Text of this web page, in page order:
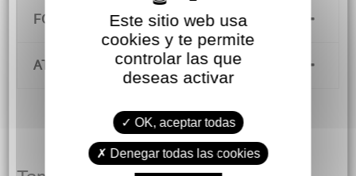
FORMAS DE PAGO
ATENCIÓN AL CLIENTE
Este sitio web usa
cookies y te permite
controlar las que
deseas activar
OK, aceptar todas
Denegar todas las cookies